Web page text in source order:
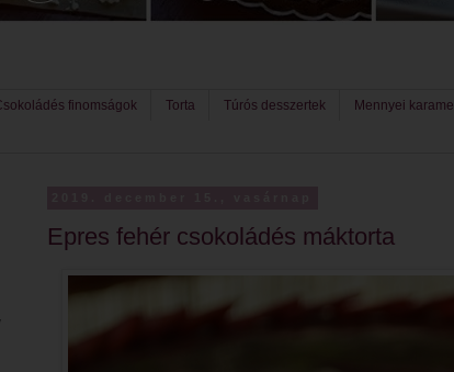
finomságok Torta Túrós desszertek Mennyei karamell
Epres fehér csokoládés máktorta